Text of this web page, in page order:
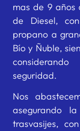
mas de 9 años
de Diesel,
propano a
Bío y Ñuble,
seguridad.
Nos
asegurando
trasvasijes,